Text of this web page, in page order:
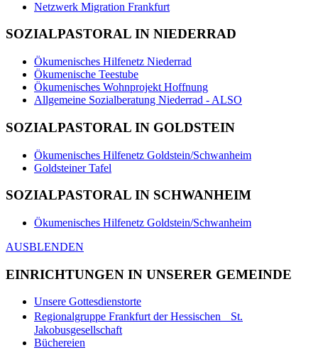
Netzwerk Migration Frankfurt
SOZIALPASTORAL IN NIEDERRAD
Ökumenisches Hilfenetz Niederrad
Ökumenische Teestube
Ökumenisches Wohnprojekt Hoffnung
Allgemeine Sozialberatung Niederrad - ALSO
SOZIALPASTORAL IN GOLDSTEIN
Ökumenisches Hilfenetz Goldstein/Schwanheim
Goldsteiner Tafel
SOZIALPASTORAL IN SCHWANHEIM
Ökumenisches Hilfenetz Goldstein/Schwanheim
AUSBLENDEN
EINRICHTUNGEN IN UNSERER GEMEINDE
Unsere Gottesdienstorte
Regionalgruppe Frankfurt der Hessischen St.
Jakobusgesellschaft
Büchereien